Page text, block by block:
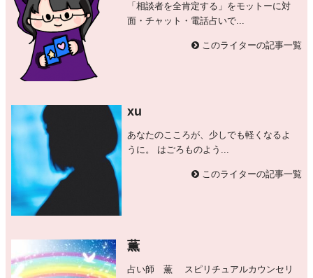
「相談者を全肯定する」をモットーに対
面・チャット・電話占いで...
このライターの記事一覧
xu
あなたのこころが、少しでも軽くなるよ
うに。 はごろものよう...
このライターの記事一覧
薫
占い師 薫 スピリチュアルカウンセリ